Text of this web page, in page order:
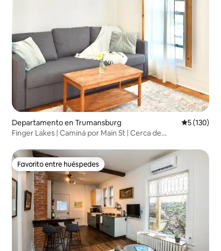
Departamento en Trumansburg
5 (130)
Finger Lakes | Caminá por Main St | Cerca de
Favorito entre huéspedes
Favorito entre huéspedes